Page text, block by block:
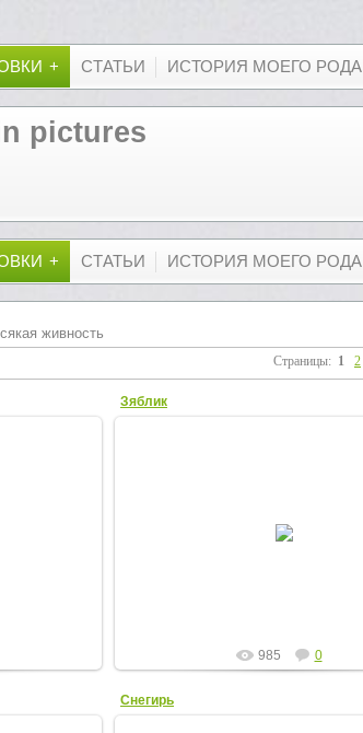
СТАТЬИ ИСТОРИЯ МОЕГО РОДА
pictures
СТАТЬИ ИСТОРИЯ МОЕГО РОДА
живность
Страницы: 1 2
Зяблик
985 0
Снегирь